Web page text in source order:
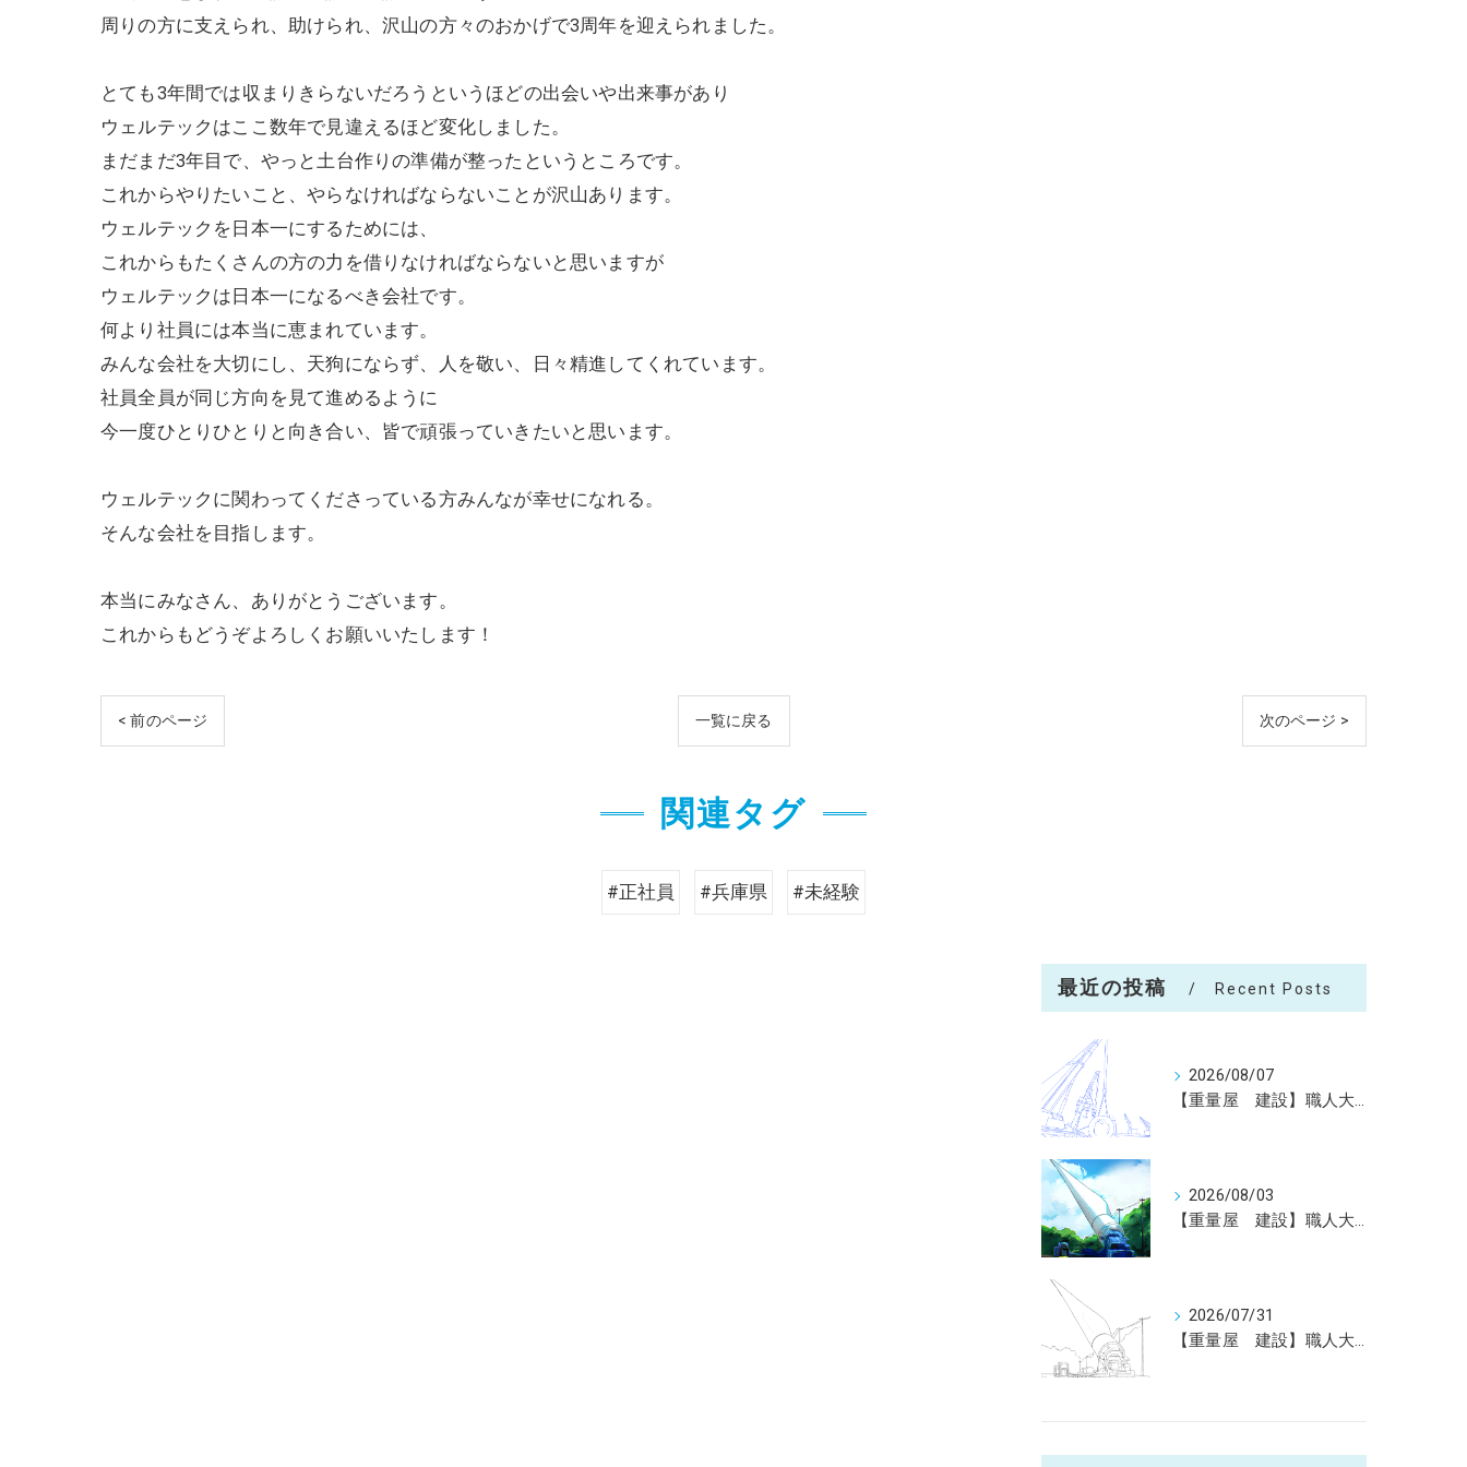
周りの方に支えられ、助けられ、沢山の方々のおかげで3周年を迎えられました。
とても3年間では収まりきらないだろうというほどの出会いや出来事があり
ウェルテックはここ数年で見違えるほど変化しました。
まだまだ3年目で、やっと土台作りの準備が整ったというところです。
これからやりたいこと、やらなければならないことが沢山あります。
ウェルテックを日本一にするためには、
これからもたくさんの方の力を借りなければならないと思いますが
ウェルテックは日本一になるべき会社です。
何より社員には本当に恵まれています。
みんな会社を大切にし、天狗にならず、人を敬い、日々精進してくれています。
社員全員が同じ方向を見て進めるように
今一度ひとりひとりと向き合い、皆で頑張っていきたいと思います。
ウェルテックに関わってくださっている方みんなが幸せになれる。
そんな会社を目指します。
本当にみなさん、ありがとうございます。
これからもどうぞよろしくお願いいたします！
< 前のページ 一覧に戻る 次のページ >
関連タグ
#正社員 #兵庫県 #未経験
最近の投稿 Recent Posts
2026/08/07
【重量屋 建設】職人大募集（未経験大歓迎）神戸～全国へ
2026/08/03
【重量屋 建設】職人大募集（未経験大歓迎）神戸～全国へ
2026/07/31
【重量屋 建設】職人大募集（未経験大歓迎）神戸～全国へ